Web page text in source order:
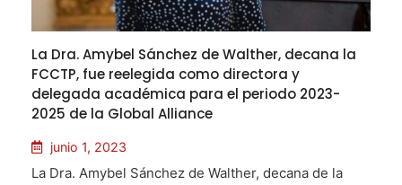
La Dra. Amybel Sánchez de Walther, decana la
FCCTP, fue reelegida como directora y
delegada académica para el periodo 2023-
2025 de la Global Alliance
junio 1, 2023
La Dra. Amybel Sánchez de Walther, decana de la